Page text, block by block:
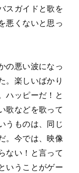
スガイドと歌を
悪くないと思っ
の悪い波になっ
。楽しいばかり
ハッピーだ！と
歌などを歌って
うものは、同じ
。今では、映像
ない！と言って
いうことがゲー